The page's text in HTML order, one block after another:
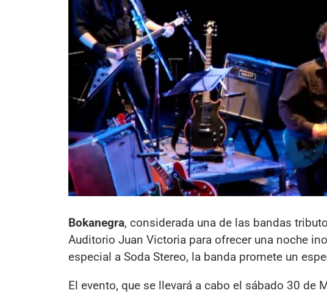
Bokanegra, considerada una de las bandas
Auditorio Juan Victoria para ofrecer una noche
especial a Soda Stereo, la banda promete un
El evento, que se llevará a cabo el sábado 30 de